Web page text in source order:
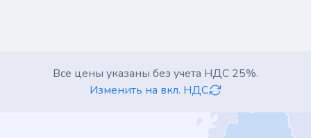
Все цены указаны без учета НДС 25%.
Изменить на вкл. НДС